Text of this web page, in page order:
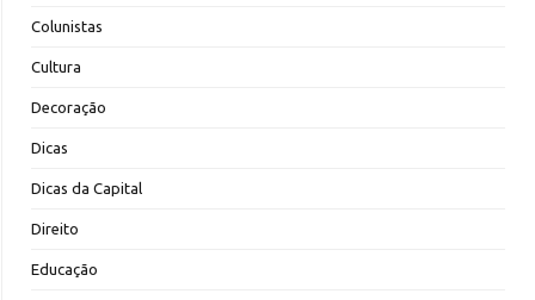
Colunistas
Cultura
Decoração
Dicas
Dicas da Capital
Direito
Educação